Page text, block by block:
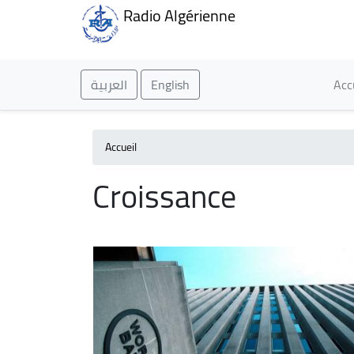
Radio Algérienne
العربية English
Accueil
Croissance